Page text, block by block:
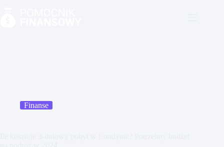
Finanse